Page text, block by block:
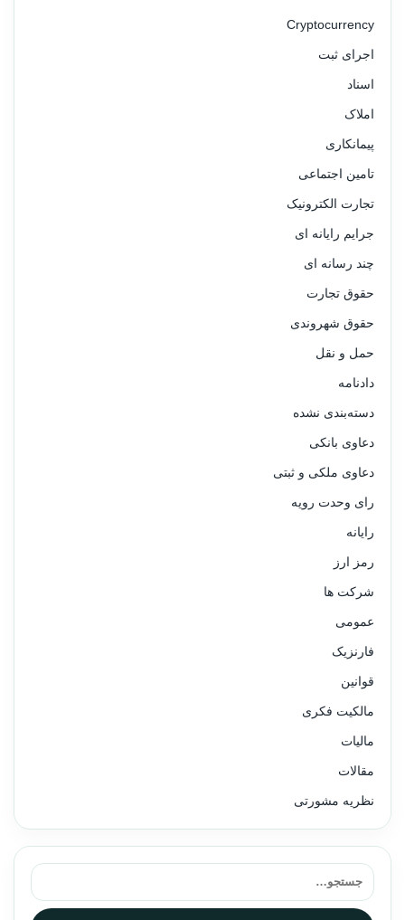
Cryptocurrency
اجرای ثبت
اسناد
املاک
پیمانکاری
تامین اجتماعی
تجارت الکترونیک
جرایم رایانه ای
چند رسانه ای
حقوق تجارت
حقوق شهروندی
حمل و نقل
دادنامه
دسته‌بندی نشده
دعاوی بانکی
دعاوی ملکی و ثبتی
رای وحدت رویه
رایانه
رمز ارز
شرکت ها
عمومی
فارنزیک
قوانین
مالکیت فکری
مالیات
مقالات
نظریه مشورتی
جستجو برای: